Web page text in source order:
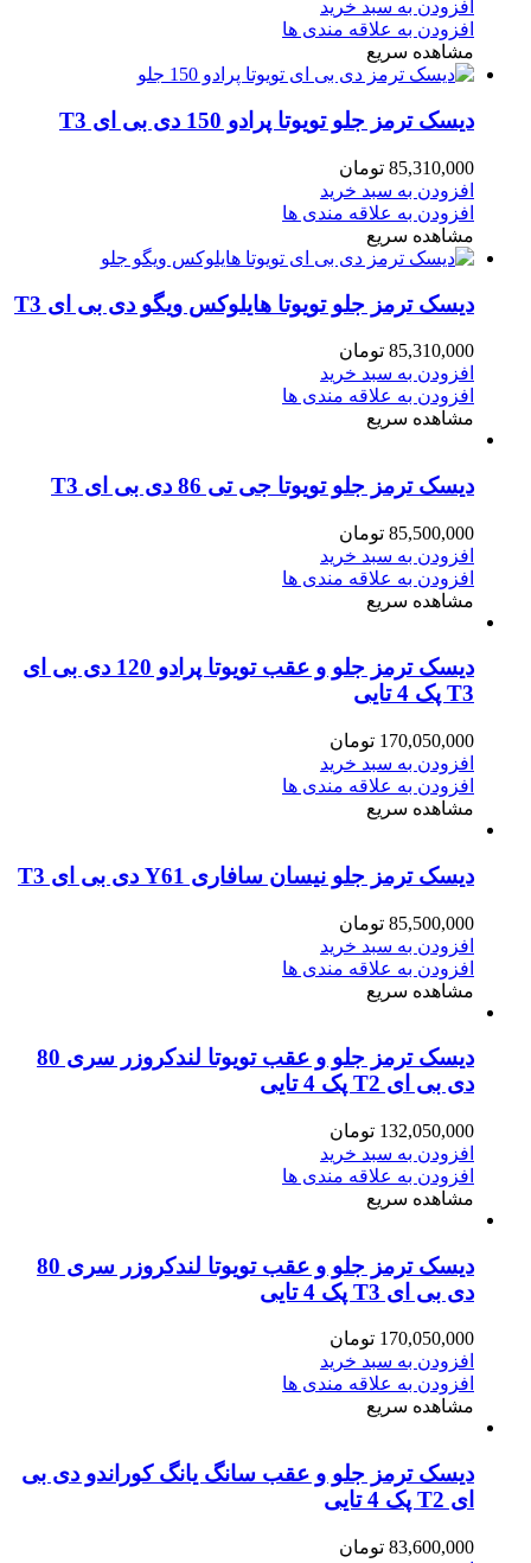
افزودن به سبد خرید
افزودن به علاقه مندی ها
مشاهده سریع
دیسک ترمز جلو تویوتا پرادو 150 دی بی ای T3
85,310,000 تومان
افزودن به سبد خرید
افزودن به علاقه مندی ها
مشاهده سریع
دیسک ترمز جلو تویوتا هایلوکس ویگو دی بی ای T3
85,310,000 تومان
افزودن به سبد خرید
افزودن به علاقه مندی ها
مشاهده سریع
دیسک ترمز جلو تویوتا جی تی 86 دی بی ای T3
85,500,000 تومان
افزودن به سبد خرید
افزودن به علاقه مندی ها
مشاهده سریع
دیسک ترمز جلو و عقب تویوتا پرادو 120 دی بی ای
T3 پک 4 تایی
170,050,000 تومان
افزودن به سبد خرید
افزودن به علاقه مندی ها
مشاهده سریع
دیسک ترمز جلو نیسان سافاری Y61 دی بی ای T3
85,500,000 تومان
افزودن به سبد خرید
افزودن به علاقه مندی ها
مشاهده سریع
دیسک ترمز جلو و عقب تویوتا لندکروزر سری 80
دی بی ای T2 پک 4 تایی
132,050,000 تومان
افزودن به سبد خرید
افزودن به علاقه مندی ها
مشاهده سریع
دیسک ترمز جلو و عقب تویوتا لندکروزر سری 80
دی بی ای T3 پک 4 تایی
170,050,000 تومان
افزودن به سبد خرید
افزودن به علاقه مندی ها
مشاهده سریع
دیسک ترمز جلو و عقب سانگ یانگ کوراندو دی بی
ای T2 پک 4 تایی
83,600,000 تومان